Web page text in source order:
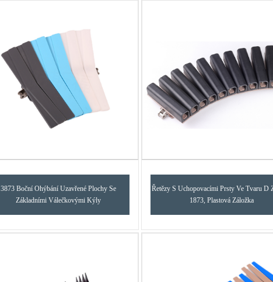
3873 Boční Ohýbání Uzavřené Plochy Se
Základními Válečkovými Kýly
Řetězy S Uchopovacími Prsty Ve Tvaru D
1873, Plastová Záložka